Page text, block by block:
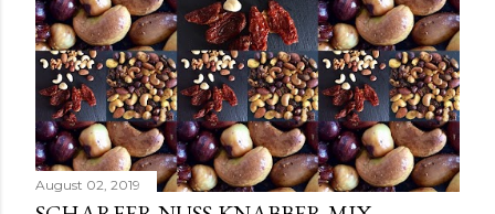
August 02, 2019